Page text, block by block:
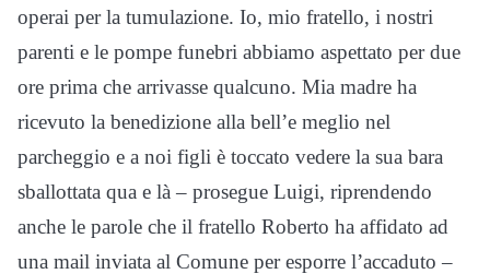
operai per la tumulazione. Io, mio fratello, i nostri
parenti e le pompe funebri abbiamo aspettato per due
ore prima che arrivasse qualcuno. Mia madre ha
ricevuto la benedizione alla bell’e meglio nel
parcheggio e a noi figli è toccato vedere la sua bara
sballottata qua e là – prosegue Luigi, riprendendo
anche le parole che il fratello Roberto ha affidato ad
una mail inviata al Comune per esporre l’accaduto –